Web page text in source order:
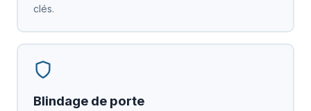
clés.
Blindage de porte